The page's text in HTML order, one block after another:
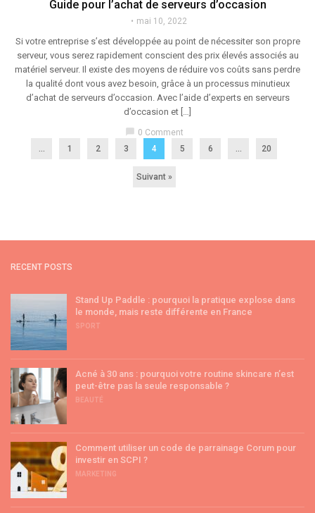
Guide pour l’achat de serveurs d’occasion
mai 10, 2022
Si votre entreprise s’est développée au point de nécessiter son propre
serveur, vous serez rapidement conscient des prix élevés associés au
matériel serveur. Il existe des moyens de réduire vos coûts sans perdre
la qualité dont vous avez besoin, grâce à un processus minutieux
d’achat de serveurs d’occasion. Avec l’aide d’experts en serveurs
d’occasion et […]
chat_bubble 0 Comment
...
1 2 3 4 5 6 … 20
Suivant »
RECENT POSTS
Stand Up Paddle : pourquoi la pratique explose dans
le monde, mais reste différente en France
SPORT
Acné à 30 ans : pourquoi votre routine skincare n’est
peut-être pas la seule responsable ?
BEAUTÉ
Comment utiliser un code de parrainage Corum pour
investir en SCPI ?
MARKETING